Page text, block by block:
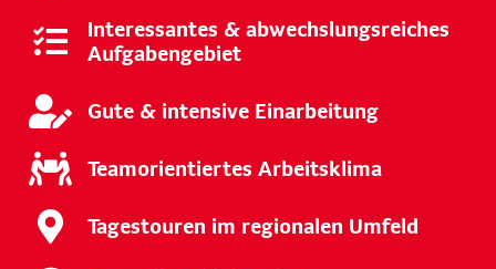
Interessantes & abwechslungsreiches
Aufgabengebiet
Gute & intensive Einarbeitung
Teamorientiertes Arbeitsklima
Tagestouren im regionalen Umfeld